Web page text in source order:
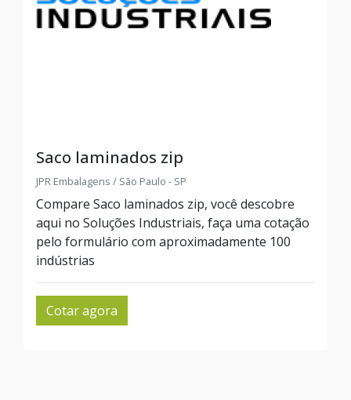
Saco laminados zip
JPR Embalagens / São Paulo - SP
Compare Saco laminados zip, você descobre
aqui no Soluções Industriais, faça uma cotação
pelo formulário com aproximadamente 100
indústrias
Cotar agora